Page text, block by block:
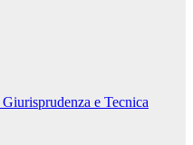
Giurisprudenza e Tecnica